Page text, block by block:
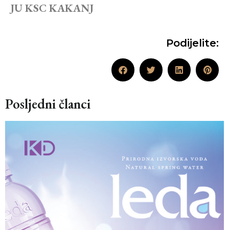
JU KSC KAKANJ
Podijelite:
Posljedni članci